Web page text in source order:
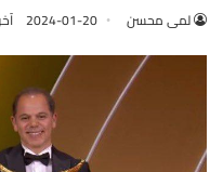
لمى محسن 2024-01-20 آخر